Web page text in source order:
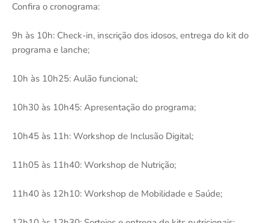
Confira o cronograma:
9h às 10h: Check-in, inscrição dos idosos, entrega do kit do
programa e lanche;
10h às 10h25: Aulão funcional;
10h30 às 10h45: Apresentação do programa;
10h45 às 11h: Workshop de Inclusão Digital;
11h05 às 11h40: Workshop de Nutrição;
11h40 às 12h10: Workshop de Mobilidade e Saúde;